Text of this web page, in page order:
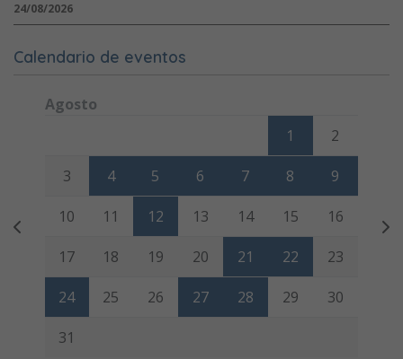
24/08/2026
Calendario de eventos
Agosto
Viernes Sábado
1 2
3 4 5 6 7 8 9
10 11 12 13 14 15 16
17 18 19 20 21 22 23
24 25 26 27 28 29 30
31